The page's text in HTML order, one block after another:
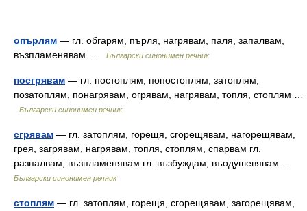
опърлям — гл. обгарям, пърля, нагрявам, паля, запалвам,
възпламенявам …
Български синонимен речник
посгрявам — гл. постоплям, попостоплям, затоплям,
позатоплям, понагрявам, огрявам, нагрявам, топля, стоплям …
Български синонимен речник
сгрявам — гл. затоплям, горещя, сгорещявам, нагорещявам,
грея, загрявам, нагрявам, топля, стоплям, спарвам гл.
разпалвам, възпламенявам гл. възбуждам, въодушевявам …
Български синонимен речник
стоплям — гл. затоплям, горещя, сгорещявам, загорещявам,